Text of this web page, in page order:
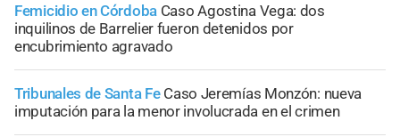
Femicidio en Córdoba Caso Agostina Vega: dos
inquilinos de Barrelier fueron detenidos por
encubrimiento agravado
Tribunales de Santa Fe Caso Jeremías Monzón: nueva
imputación para la menor involucrada en el crimen